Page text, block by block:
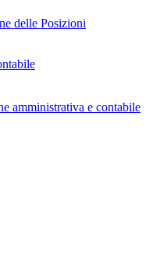
delle Posizioni
amministrativa e contabile